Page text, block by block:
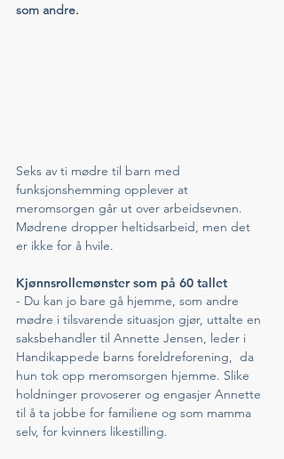
som andre.
Seks av ti mødre til barn med
funksjonshemming opplever at
meromsorgen går ut over arbeidsevnen.
Mødrene dropper heltidsarbeid, men det
er ikke for å hvile.
Kjønnsrollemønster som på 60 tallet
- Du kan jo bare gå hjemme, som andre
mødre i tilsvarende situasjon gjør, uttalte en
saksbehandler til Annette Jensen, leder i
Handikappede barns foreldreforening,  da
hun tok opp meromsorgen hjemme. Slike
holdninger provoserer og engasjer Annette
til å ta jobbe for familiene og som mamma
selv, for kvinners likestilling.